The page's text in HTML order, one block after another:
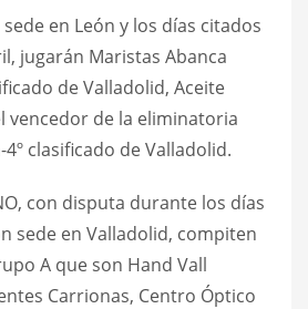
en León y los días citados
jugarán Maristas Abanca
de Valladolid, Aceite
vencedor de la eliminatoria
clasificado de Valladolid.
con disputa durante los días
sede en Valladolid, compiten
A que son Hand Vall
Carrionas, Centro Óptico